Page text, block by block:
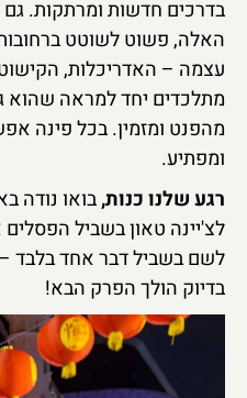
בדרכים חדשות ומרתקות.
האלה, פשוט לשוטט ברחובות
עצמה – האדריכלות,
מתלכדים יחד למראה שהוא
מהפנט ומזמין. בכל פינה
ומפתיע.
רגע שלנו כנות,בואו נודה
לצ'יינה טאון בשביל
לשם בשביל דבר אחד בלבד
בדיוק הולך הפרק הבא!